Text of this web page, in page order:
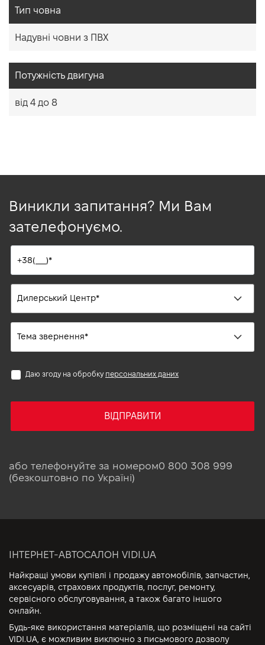
Тип човна
Надувні човни з ПВХ
Потужність двигуна
від 4 до 8
Виникли запитання? Ми Вам
зателефонуємо.
Даю згоду на обробку персональних даних
ВІДПРАВИТИ
або телефонуйте за номером0 800 308 999
(безкоштовно по Україні)
ІНТЕРНЕТ-АВТОСАЛОН VIDI.UA
Найкращі умови купівлі і продажу автомобілів, запчастин,
аксесуарів, страхових продуктів, послуг, ремонту,
сервісного обслуговування, а також багато іншого
онлайн.
Будь-яке використання матеріалів, що розміщені на сайті
VIDI.UA, є можливим виключно з письмового дозволу